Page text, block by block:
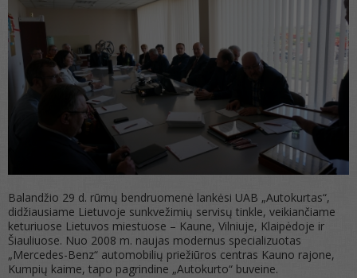
Balandžio 29 d. rūmų bendruomenė lankėsi UAB „Autokurtas“,
didžiausiame Lietuvoje sunkvežimių servisų tinkle, veikiančiame
keturiuose Lietuvos miestuose – Kaune, Vilniuje, Klaipėdoje ir
Šiauliuose. Nuo 2008 m. naujas modernus specializuotas
„Mercedes-Benz“ automobilių priežiūros centras Kauno rajone,
Kumpių kaime, tapo pagrindine „Autokurto“ buveine.